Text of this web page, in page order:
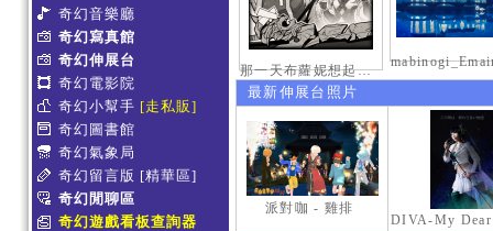
奇幻音樂廳
奇幻寫真館
奇幻伸展台
奇幻電影院
奇幻小幫手 [走私販]
奇幻圖書館
奇幻氣象局
奇幻留言版 [精華區]
奇幻閒聊區
奇幻遊戲看板查詢器
那一天布蘿妮想起老佛的奶油手
最新伸展台照片
派對咖 - 雞排